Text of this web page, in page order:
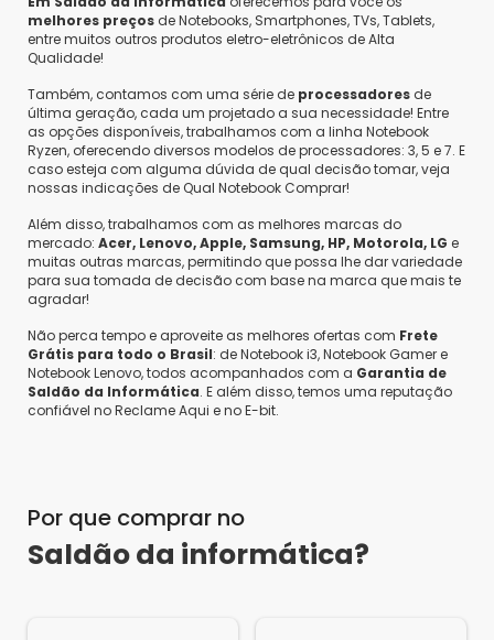
melhores preços de Notebooks, Smartphones, TVs, Tablets,
entre muitos outros produtos eletro-eletrônicos de Alta
Qualidade!
Também, contamos com uma série de processadores de
última geração, cada um projetado a sua necessidade! Entre
as opções disponíveis, trabalhamos com a linha Notebook
Ryzen, oferecendo diversos modelos de processadores: 3, 5 e 7. E
caso esteja com alguma dúvida de qual decisão tomar, veja
nossas indicações de Qual Notebook Comprar!
Além disso, trabalhamos com as melhores marcas do
mercado: Acer, Lenovo, Apple, Samsung, HP, Motorola, LG e
muitas outras marcas, permitindo que possa lhe dar variedade
para sua tomada de decisão com base na marca que mais te
agradar!
Não perca tempo e aproveite as melhores ofertas com Frete
Grátis para todo o Brasil: de Notebook i3, Notebook Gamer e
Notebook Lenovo, todos acompanhados com a Garantia de
Saldão da Informática. E além disso, temos uma reputação
confiável no Reclame Aqui e no E-bit.
Por que comprar no
Saldão da informática?